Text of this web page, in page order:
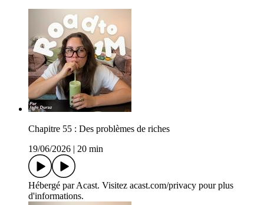
Chapitre 55 : Des problèmes de riches
19/06/2026
20 min
Hébergé par Acast. Visitez acast.com/privacy pour plus
d'informations.